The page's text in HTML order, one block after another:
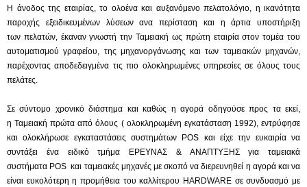
H άνοδος της εταιρίας, το ολοένα και αυξανόμενο πελατολόγιο, η ικανότητα
παροχής εξειδικευμένων λύσεων ανα περίσταση και η άρτια υποστήριξη
των πελατών, έκαναν γνωστή τηνΤαμειακή ως πρώτη εταιρία στον τομέα του
αυτοματισμού γραφείου, της μηχανοργάνωσης και των ταμειακών μηχανών,
παρέχοντας αποδεδειγμένα τις πιο ολοκληρωμένες υπηρεσίες σε όλους τους
πελάτες.
Σε σύντομο χρονικό διάστημα και καθώς η αγορά οδηγούσε προς τα εκεί,
ηΤαμειακή πρώτα από όλους ( ολοκληρωμένη εγκατάσταση 1992), εντρύφησε
και ολοκλήρωσε εγκαταστάσεις συστημάτων
POS και είχε την ευκαιρία να
συντάξει ένα ειδικό τμήμα ΕΡΕΥΝΑΣ & ΑΝΑΠΤΥΞΗΣ για ταμειακά
συστήματα POS και ταμειακές μηχανές με σκοπό να διερευνηθεί η αγορά και να
είναι ευκολότερη η προμήθεια του καλλίτερου HARDWARE σε συνδυασμό με